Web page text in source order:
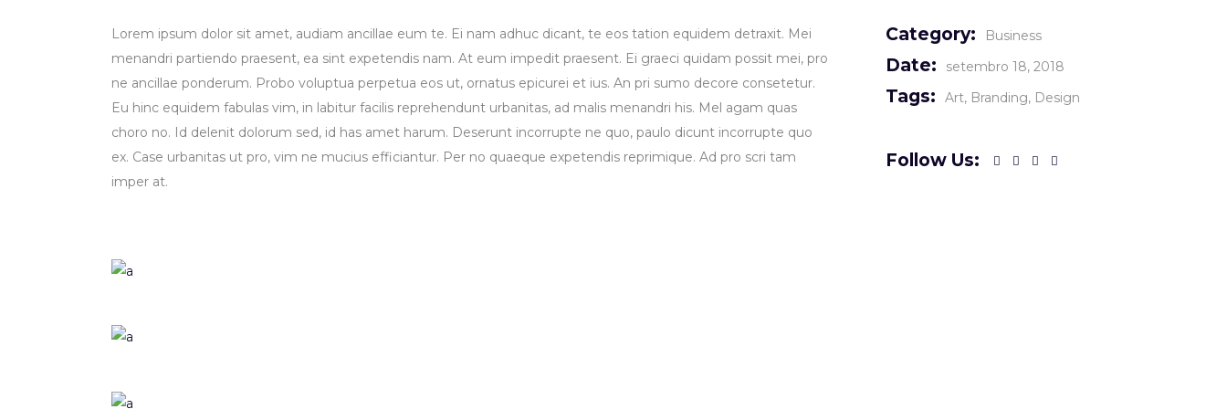
Lorem ipsum dolor sit amet, audiam ancillae eum te. Ei nam adhuc dicant, te eos tation equidem detraxit. Mei
menandri partiendo praesent, ea sint expetendis nam. At eum impedit praesent. Ei graeci quidam possit mei, pro
ne ancillae ponderum. Probo voluptua perpetua eos ut, ornatus epicurei et ius. An pri sumo decore consetetur.
Eu hinc equidem fabulas vim, in labitur facilis reprehendunt urbanitas, ad malis menandri his. Mel agam quas
choro no. Id delenit dolorum sed, id has amet harum. Deserunt incorrupte ne quo, paulo dicunt incorrupte quo
ex. Case urbanitas ut pro, vim ne mucius efficiantur. Per no quaeque expetendis reprimique. Ad pro scri tam
imper at.
Category: Business
Date: setembro 18, 2018
Tags: Art Branding Design
Follow Us: